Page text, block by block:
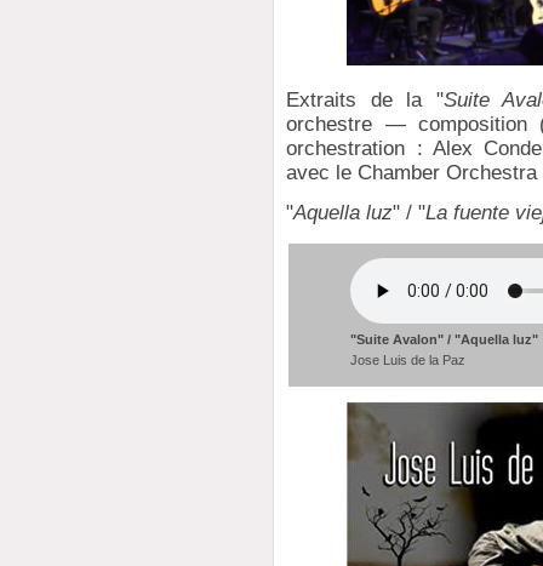
Extraits de la "Suite
orchestre —
orchestration : Alex
avec le Chamber
"Aquella luz" / "La fuente
"Suite Avalon" / "Aquella luz"
Jose Luis de la Paz